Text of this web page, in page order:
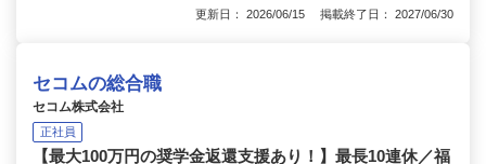
更新日： 2026/06/15 掲載終了日： 2027/06/30
セコムの総合職
セコム株式会社
正社員
【最大100万円の奨学金返還支援あり！】最長10連休／福